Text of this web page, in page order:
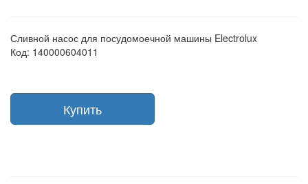
Сливной насос для посудомоечной машины Electrolux
Код: 140000604011